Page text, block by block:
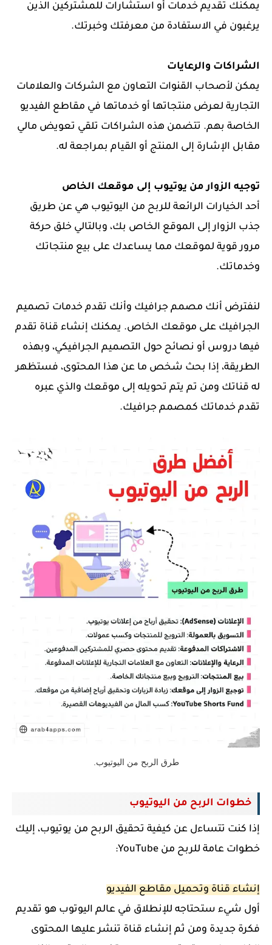
يمكنك تقديم خدمات أو استشارات للمشتركين الذين
يرغبون في الاستفادة من معرفتك وخبرتك.
الشراكات والرعايات
يمكن لأصحاب القنوات التعاون مع الشركات والعلامات
التجارية لعرض منتجاتها أو خدماتها في مقاطع الفيديو
الخاصة بهم. تتضمن هذه الشراكات تلقي تعويض مالي
مقابل الإشارة إلى المنتج أو القيام بمراجعة له.
توجيه الزوار من يوتيوب إلى موقعك الخاص
أحد الخيارات الرائعة للربح من اليوتيوب هي عن طريق
جذب الزوار إلى الموقع الخاص بك، وبالتالي خلق حركة
مرور قوية لموقعك مما يساعدك على بيع منتجاتك
وخدماتك.
لنفترض أنك مصمم جرافيك وأنك تقدم خدمات تصميم
الجرافيك على موقعك الخاص. يمكنك إنشاء قناة تقدم
فيها دروس أو نصائح حول التصميم الجرافيكي، وبهذه
الطريقة، إذا بحث شخص ما عن هذا المحتوى، فستظهر
له قناتك ومن تم يتم تحويله إلى موقعك والذي عبره
تقدم خدماتك كمصمم جرافيك.
طرق الربح من اليوتيوب.
خطوات الربح من اليوتيوب
إذا كنت تتساءل عن كيفية تحقيق الربح من يوتيوب، إليك
خطوات عامة للربح من YouTube:
إنشاء قناة وتحميل مقاطع الفيديو
أول شيء ستحتاجه للإنطلاق في عالم اليوتوب هو تقديم
فكرة جديدة ومن ثم إنشاء قناة تنشر عليها المحتوى